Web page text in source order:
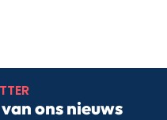
ons nieuws